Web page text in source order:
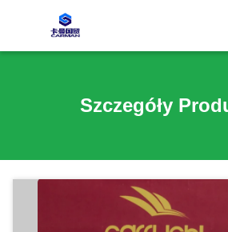
Szczegóły